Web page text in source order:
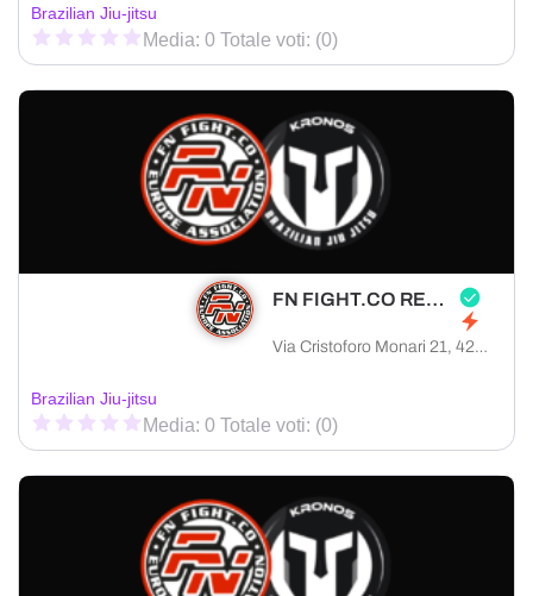
Brazilian Jiu-jitsu
Media: 0 Totale voti: (0)
FN FIGHT.CO REGGIO EMILIA
Via Cristoforo Monari 21, 42122 Reggio Emilia provincia di Reggio Emilia, Italia
Brazilian Jiu-jitsu
Media: 0 Totale voti: (0)